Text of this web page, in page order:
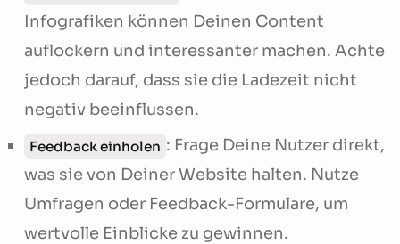
Infografiken können Deinen Content
auflockern und interessanter machen. Achte
jedoch darauf, dass sie die Ladezeit nicht
negativ beeinflussen.
Feedback einholen : Frage Deine Nutzer direkt,
was sie von Deiner Website halten. Nutze
Umfragen oder Feedback-Formulare, um
wertvolle Einblicke zu gewinnen.